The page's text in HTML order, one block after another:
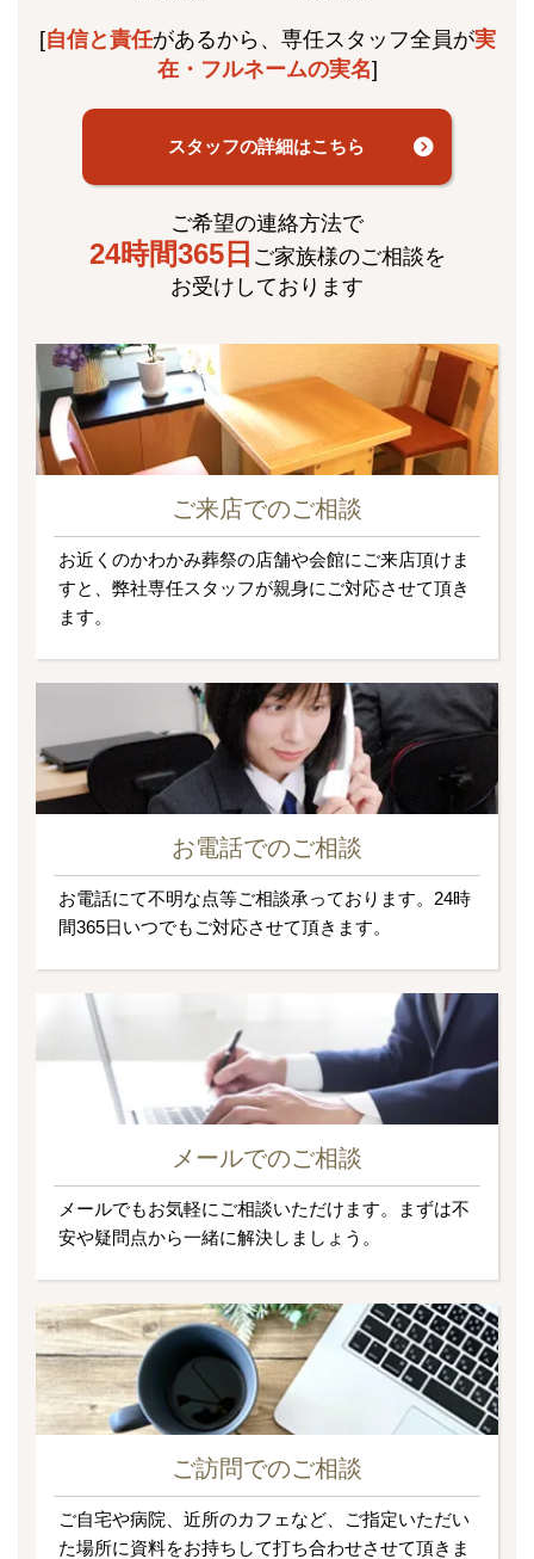
[自信と責任があるから、専任スタッフ全員が実
在・フルネームの実名]
スタッフの詳細はこちら
ご希望の連絡方法で
24時間365日 ご家族様のご相談を
お受けしております
ご来店でのご相談
お近くのかわかみ葬祭の店舗や会館にご来店頂けま
すと、弊社専任スタッフが親身にご対応させて頂き
ます。
お電話でのご相談
お電話にて不明な点等ご相談承っております。24時
間365日いつでもご対応させて頂きます。
メールでのご相談
メールでもお気軽にご相談いただけます。まずは不
安や疑問点から一緒に解決しましょう。
ご訪問でのご相談
ご自宅や病院、近所のカフェなど、ご指定いただい
た場所に資料をお持ちして打ち合わせさせて頂きま